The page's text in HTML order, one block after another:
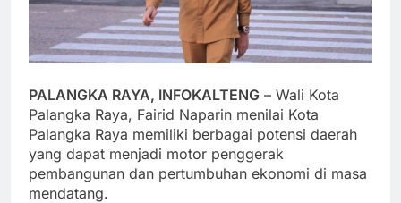
PALANGKA RAYA, INFOKALTENG – Wali Kota
Palangka Raya, Fairid Naparin menilai Kota
Palangka Raya memiliki berbagai potensi daerah
yang dapat menjadi motor penggerak
pembangunan dan pertumbuhan ekonomi di masa
mendatang.